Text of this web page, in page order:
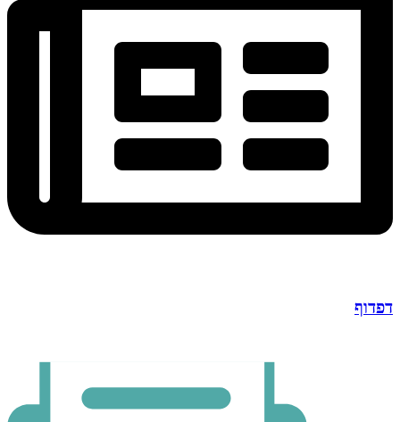
דפדוף